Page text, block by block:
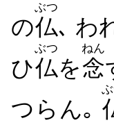
の仏
ぶつ
､ わ
ひ仏
ぶつ
を念
ねん
つらん｡